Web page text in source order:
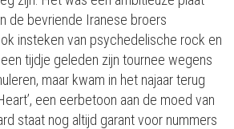
de bevriende Iranese broers
insteken van psychedelische rock en
tijdje geleden zijn tournee wegens
maar kwam in het najaar terug
een eerbetoon aan de moed van
staat nog altijd garant voor nummers